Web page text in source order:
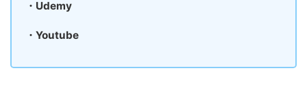
・Udemy
・Youtube